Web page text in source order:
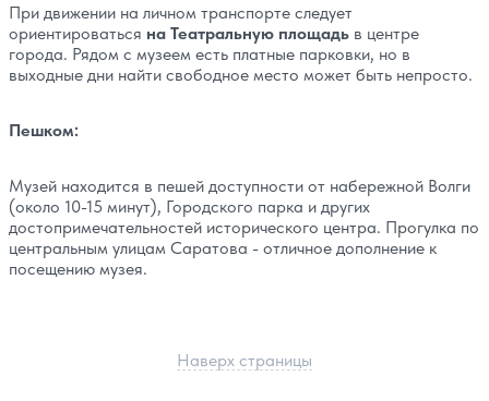
При движении на личном транспорте следует
ориентироваться на Театральную площадь в центре
города. Рядом с музеем есть платные парковки, но в
выходные дни найти свободное место может быть непросто.
Пешком:
Музей находится в пешей доступности от набережной Волги
(около 10-15 минут), Городского парка и других
достопримечательностей исторического центра. Прогулка по
центральным улицам Саратова - отличное дополнение к
посещению музея.
Наверх страницы